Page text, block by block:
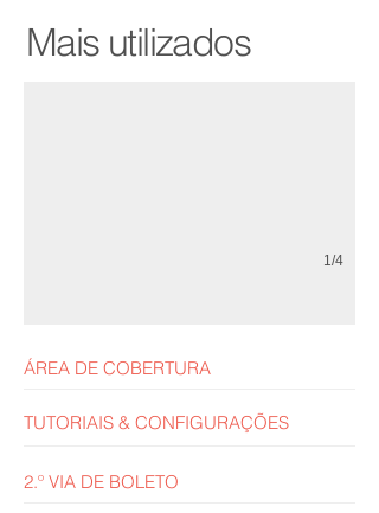
Mais utilizados
Ultra velocidade por Fibra
1/4
ÁREA DE COBERTURA
TUTORIAIS & CONFIGURAÇÕES
2.º VIA DE BOLETO